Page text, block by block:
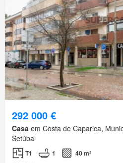
292 000 €
Casa em Costa de Caparica,
Setúbal
T1 1
40 m²